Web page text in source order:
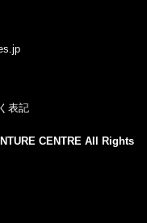
表記
CENTRE All Rights